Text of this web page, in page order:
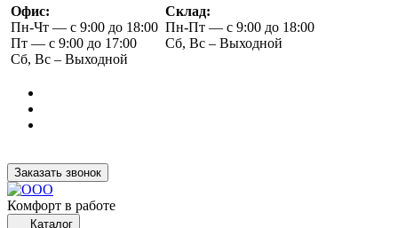
Офис:
Пн-Чт — с 9:00 до 18:00
Пт — с 9:00 до 17:00
Сб, Вс – Выходной
Склад:
Пн-Пт — с 9:00 до 18:00
Сб, Вс – Выходной
Заказать звонок
Комфорт в работе
Каталог